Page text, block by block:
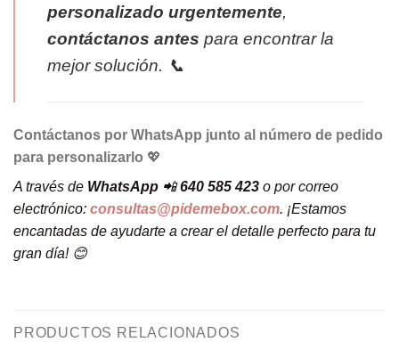
personalizado urgentemente,
contáctanos antes para encontrar la
mejor solución. 📞
Contáctanos por WhatsApp junto al número de pedido
para personalizarlo 💖
A través de WhatsApp 📲640 585 423 o por correo
electrónico: consultas@pidemebox.com. ¡Estamos
encantadas de ayudarte a crear el detalle perfecto para tu
gran día! 😊
PRODUCTOS RELACIONADOS